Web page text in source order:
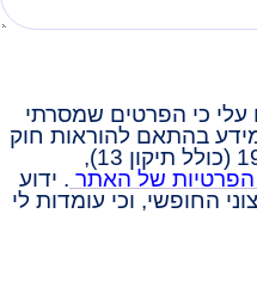
עלי כי הפרטים שמסרתי
מידע בהתאם להוראות חוק
הגנת הפרטיות, התשמ"א–1981 (כולל תיקון 13),
הפרטיות של האתר . ידוע
החופשי, וכי עומדות לי